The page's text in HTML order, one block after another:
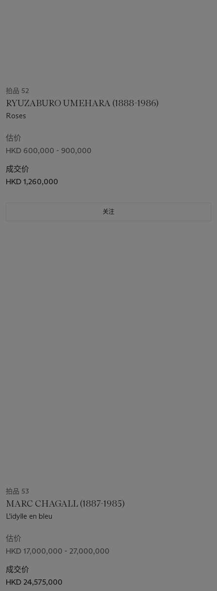
拍品 52
RYUZABURO UMEHARA (1888-1986)
Roses
估价
HKD 600,000 - 900,000
成交价
HKD 1,260,000
关注
拍品 53
MARC CHAGALL (1887-1985)
L'idylle en bleu
估价
HKD 17,000,000 - 27,000,000
成交价
HKD 24,575,000